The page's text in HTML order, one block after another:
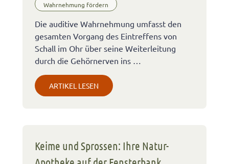
Wahrnehmung fördern
Die auditive Wahrnehmung umfasst den
gesamten Vorgang des Eintreffens von
Schall im Ohr über seine Weiterleitung
durch die Gehörnerven ins …
ARTIKEL LESEN
Keime und Sprossen: Ihre Natur-